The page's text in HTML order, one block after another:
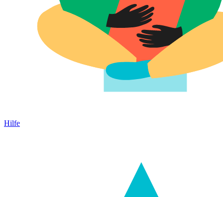
Hilfe